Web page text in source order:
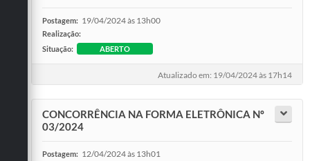
PDTIC
Postagem: 19/04/2024 às 13h00
Realização:
Situação:
ABERTO
Atualizado em: 19/04/2024 às 17h14
CONCORRÊNCIA NA FORMA ELETRÔNICA Nº
03/2024
Postagem: 12/04/2024 às 13h01